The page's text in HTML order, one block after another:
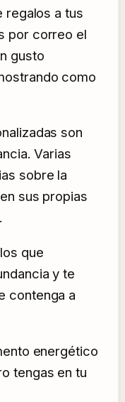
regalos a tus
por correo el
gusto
como
son
Varias
sobre la
sus propias
que
y te
contenga a
energético
tengas en tu